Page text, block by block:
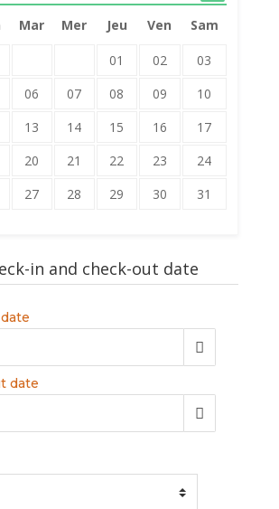
Mar Mer Jeu Ven Sam
01 02
03
06 07 08 09
10
13 14 15 16
17
20 21 22 23
24
27 28 29 30 31
in and check-out date
date